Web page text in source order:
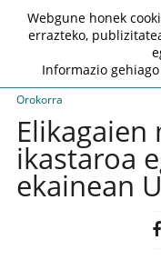
Orokorra
Elikagaien
ikastaroa
ekainean
Webgune honek
errazteko,
Informazio